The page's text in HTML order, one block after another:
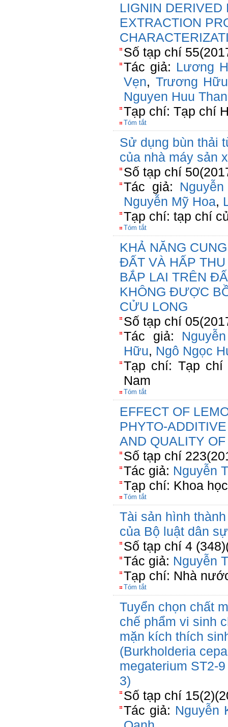
LIGNIN DERIVED
EXTRACTION
Số tạp chí
Tác giả: Lương
Vẹn, Trương
Nguyen Huu
Tạp chí: Tạp chí
Tóm tắt
Sử dụng bùn thải
của nhà máy sản
Số tạp chí
Tác giả:
Nguyễn Mỹ Hoa,
Tạp chí: tạp chí
Tóm tắt
KHẢ NĂNG
ĐẤT VÀ HẤP
BẮP LAI TRÊN
KHÔNG ĐƯỢC
CỬU LONG
Số tạp chí
Tác giả:
Hữu, Ngô Ngọc
Tạp chí: Tạp chí
Nam
Tóm tắt
EFFECT OF
PHYTO-
AND QUALITY
Số tạp chí
Tác giả: Nguyễn
Tạp chí: Khoa
Tóm tắt
Tài sản hình
của Bộ luật dân
Số tạp chí 4
Tác giả: Nguyễn
Tạp chí: Nhà
Tóm tắt
Tuyển chọn chất
chế phẩm vi sinh
mặn kích thích
(Burkholderia
megaterium ST2-
3)
Số tạp chí
Tác giả: Nguyễn